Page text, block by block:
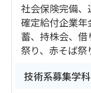
社会保険完備、
確定給付企業
蓄、持株会、
祭り、赤そば祭
技術系募集学